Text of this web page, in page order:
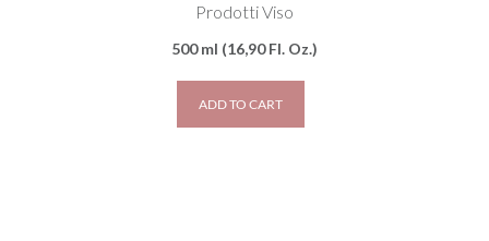
Prodotti Viso
500 ml (16,90 Fl. Oz.)
ADD TO CART